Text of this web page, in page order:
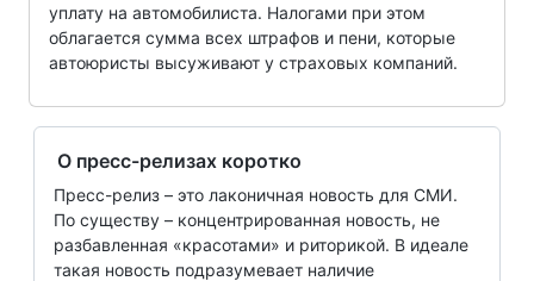
уплату на автомобилиста. Налогами при этом
облагается сумма всех штрафов и пени, которые
автоюристы высуживают у страховых компаний.
О пресс-релизах коротко
Пресс-релиз – это лаконичная новость для СМИ.
По существу – концентрированная новость, не
разбавленная «красотами» и риторикой. В идеале
такая новость подразумевает наличие